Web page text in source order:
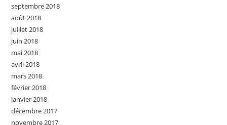
septembre 2018
août 2018
juillet 2018
juin 2018
mai 2018
avril 2018
mars 2018
février 2018
janvier 2018
décembre 2017
novembre 2017